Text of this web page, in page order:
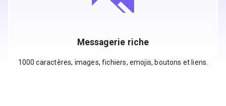
Messagerie riche
1000 caractères, images, fichiers, emojis, boutons et liens.